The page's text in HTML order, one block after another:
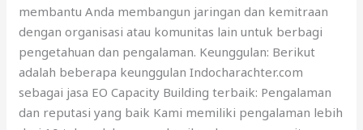
membantu Anda membangun jaringan dan kemitraan
dengan organisasi atau komunitas lain untuk berbagi
pengetahuan dan pengalaman. Keunggulan: Berikut
adalah beberapa keunggulan Indocharachter.com
sebagai jasa EO Capacity Building terbaik: Pengalaman
dan reputasi yang baik Kami memiliki pengalaman lebih